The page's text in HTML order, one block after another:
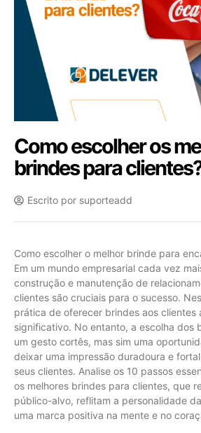
Como escolher os
brindes para
Escrito por suporteadd
Como escolher o melhor brinde para
Em um mundo empresarial cada vez
construção e manutenção de
clientes são cruciais para o sucesso.
prática de oferecer brindes aos clientes
significativo. No entanto, a escolha dos
um gesto cortês, mas sim uma
deixar uma impressão duradoura e
seus clientes. Analise os 10 passos
os melhores brindes para clientes, que
público-alvo, reflitam a personalidade
uma marca positiva na mente e no